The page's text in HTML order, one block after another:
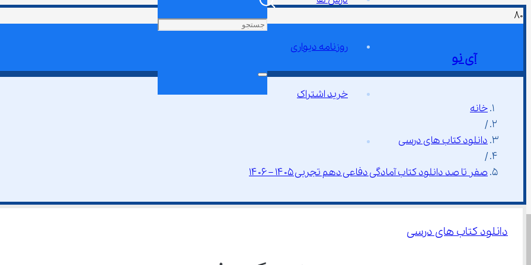
آی نو
روزنامه دیواری
خرید اشتراک
خانه
/
دانلود کتاب های درسی
/
صفر تا صد دانلود کتاب آمادگی دفاعی دهم تجربی ۱۴۰۵ – ۱۴۰۶
دانلود کتاب های درسی